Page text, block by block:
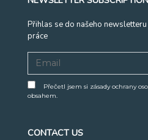
CONTACT US
Přihlas se do našeho
práce
Přečetl jsem si zásady ochrany
obsahem.